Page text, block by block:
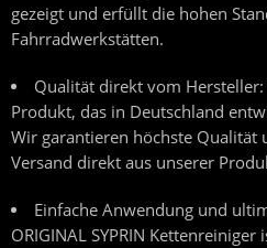
gezeigt und erfüllt die hohen
Fahrradwerkstätten.
Qualität direkt vom Hersteller:
Produkt, das in Deutschland
Wir garantieren höchste Qualität
Versand direkt aus unserer
Einfache Anwendung und
ORIGINAL SYPRIN